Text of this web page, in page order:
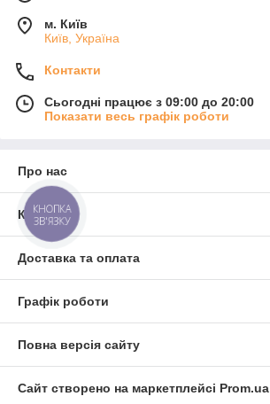
м. Київ
Київ, Україна
Контакти
Сьогодні працює з 09:00 до 20:00
Показати весь графік роботи
Про нас
Контакти
Доставка та оплата
Графік роботи
Повна версія сайту
Сайт створено на маркетплейсі Prom.ua
КНОПКА
ЗВ'ЯЗКУ